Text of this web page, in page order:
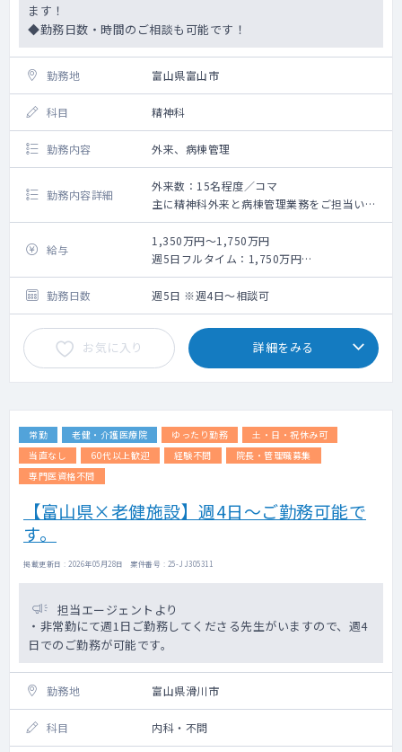
ます！
◆勤務日数・時間のご相談も可能です！
勤務地 富山県富山市
科目 精神科
勤務内容 外来、病棟管理
勤務内容詳細
外来数：15名程度／コマ
主に精神科外来と病棟管理業務をご担当いた
だきます。
・外来：3～4コマ/週程度（月曜日～金曜
日）
・病棟：30～40床程度
※外来診察の頻度や病棟担当数は相談の上、
決定いたします。
※患者層：外来は気分障害及び神経症が7割・
入院は統合失調症が9割
給与
1,350万円～1,750万円
週5日フルタイム：1,750万円
週4日フルタイム：1,400万円
※当直をご希望される場合は、別途当直日支
給
勤務日数 週5日 ※週4日～相談可
お気に入り 詳細をみる
常勤 老健・介護医療院 ゆったり勤務
土・日・祝休み可
当直なし
60代以上歓迎 経験不問
院長・管理職募集
専門医資格不問
【富山県×老健施設】週4日～ご勤務可能で
す。
掲載更新日 : 2026年05月28日 案件番号 : 25-JJ305311
担当エージェントより
・非常勤にて週1日ご勤務してくださる先生がいますので、週4
日でのご勤務が可能です。
勤務地 富山県滑川市
科目 内科・不問